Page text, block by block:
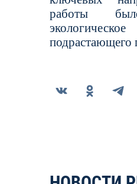
работы
подрастающего